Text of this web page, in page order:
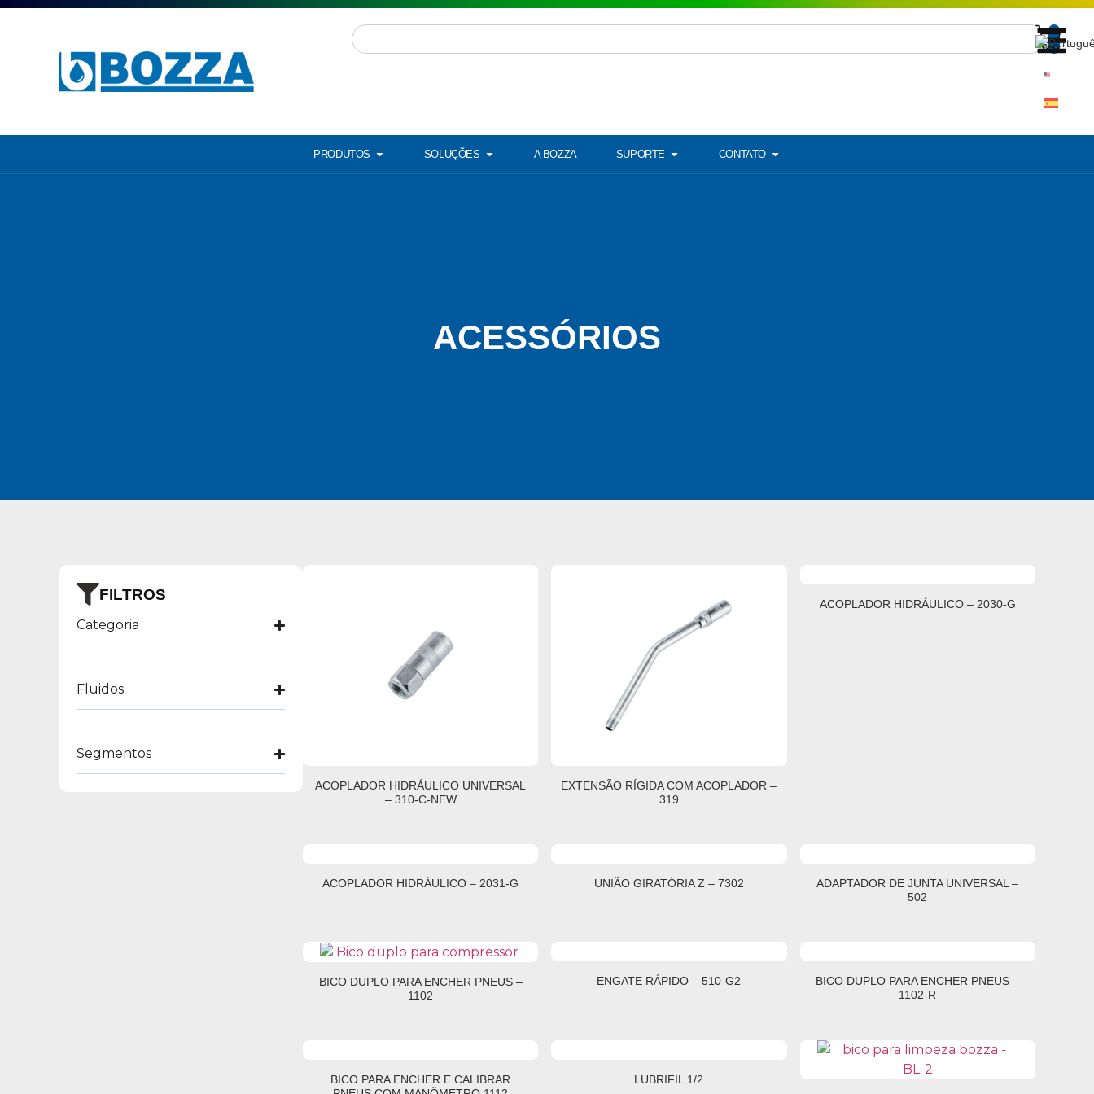
PRODUTOS SOLUÇÕES A BOZZA SUPORTE CONTATO
ACESSÓRIOS
FILTROS
Categoria
Fluidos
Segmentos
ACOPLADOR HIDRÁULICO UNIVERSAL
– 310-C-NEW
EXTENSÃO RÍGIDA COM ACOPLADOR –
319
ACOPLADOR HIDRÁULICO – 2030-G
ACOPLADOR HIDRÁULICO – 2031-G UNIÃO GIRATÓRIA Z – 7302
ADAPTADOR DE JUNTA UNIVERSAL –
502
BICO DUPLO PARA ENCHER PNEUS –
1102
ENGATE RÁPIDO – 510-G2
BICO DUPLO PARA ENCHER PNEUS –
1102-R
BICO PARA ENCHER E CALIBRAR
LUBRIFIL 1/2